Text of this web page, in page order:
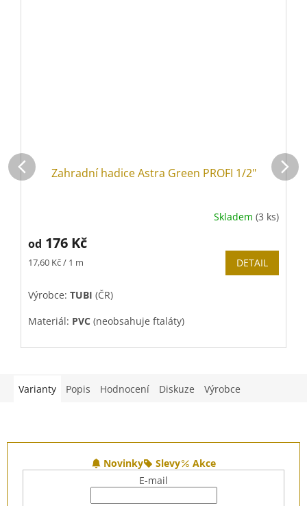
Zahradní hadice Astra Green PROFI 1/2"
Skladem (3 ks)
od 176 Kč
Měrná
17,60 Kč / 1 m DETAIL
Výrobce: TUBI (ČR)
Materiál: PVC (neobsahuje ftaláty)
Varianty Popis Hodnocení Diskuze Výrobce
Novinky Slevy
Akce
E-mail